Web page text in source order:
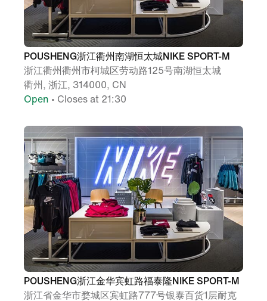
POUSHENG浙江衢州南湖恒太城NIKE SPORT-M
浙江衢州衢州市柯城区劳动路125号南湖恒太城
衢州, 浙江, 314000, CN
Open • Closes at 21:30
POUSHENG浙江金华宾虹路福泰隆NIKE SPORT-M
浙江省金华市婺城区宾虹路777号银泰百货1层耐克